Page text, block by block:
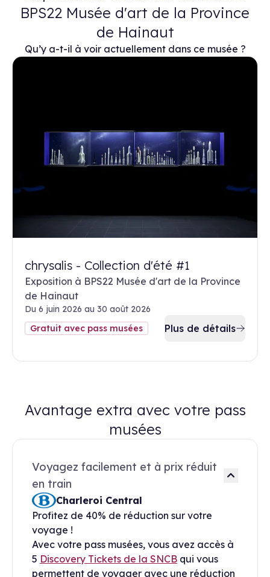
BPS22 Musée d'art de la Province
de Hainaut
Qu’y a-t-il à voir actuellement dans ce musée ?
chrysalis - Collection d'été #1
Exposition à BPS22 Musée d'art de la Province
de Hainaut
Du 6 juin 2026 au 30 août 2026
Gratuit avec pass musées
Plus de détails
Avantage extra avec votre pass
musées
Voyagez facilement et à prix réduit
en train
Charleroi Central
Profitez de 40% de réduction sur votre
voyage !
Avec votre pass musées, vous avez accès à
5 Discovery Tickets de la SNCB qui vous
permettent de voyager avec une réduction